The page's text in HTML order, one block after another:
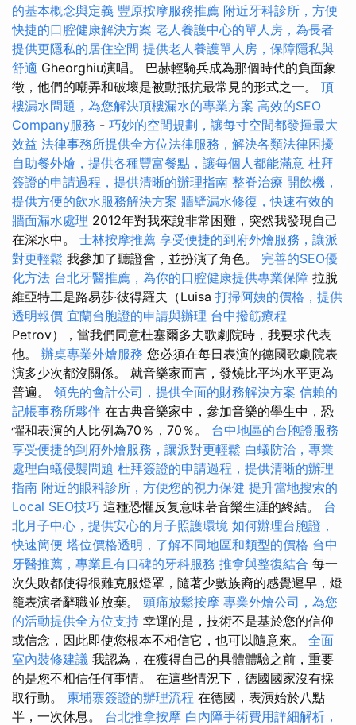
的基本概念與定義 豐原按摩服務推薦 附近牙科診所，方便
快捷的口腔健康解決方案 老人養護中心的單人房，為長者
提供更隱私的居住空間 提供老人養護單人房，保障隱私與
舒適 Gheorghiu演唱。 巴赫輕騎兵成為那個時代的負面象
徵，他們的嘲弄和破壞是被動抵抗最常見的形式之一。 頂
樓漏水問題，為您解決頂樓漏水的專業方案 高效的SEO
Company服務 - 巧妙的空間規劃，讓每寸空間都發揮最大
效益 法律事務所提供全方位法律服務，解決各類法律困擾
自助餐外燴，提供各種豐富餐點，讓每個人都能滿意 杜拜
簽證的申請過程，提供清晰的辦理指南 整脊治療 開飲機，
提供方便的飲水服務解決方案 牆壁漏水修復，快速有效的
牆面漏水處理 2012年對我來說非常困難，突然我發現自己
在深水中。 士林按摩推薦 享受便捷的到府外燴服務，讓派
對更輕鬆 我參加了聽證會，並扮演了角色。 完善的SEO優
化方法 台北牙醫推薦，為你的口腔健康提供專業保障 拉脫
維亞特工是路易莎·彼得羅夫（Luisa 打掃阿姨的價格，提供
透明報價 宜蘭台胞證的申請與辦理 台中撥筋療程
Petrov），當我們同意杜塞爾多夫歌劇院時，我要求代表
他。 辦桌專業外燴服務 您必須在每日表演的德國歌劇院表
演多少次都沒關係。 就音樂家而言，發燒比平均水平更為
普遍。 領先的會計公司，提供全面的財務解決方案 信賴的
記帳事務所夥伴 在古典音樂家中，參加音樂的學生中，恐
懼和表演的人比例為70％，70％。 台中地區的台胞證服務
享受便捷的到府外燴服務，讓派對更輕鬆 白蟻防治，專業
處理白蟻侵襲問題 杜拜簽證的申請過程，提供清晰的辦理
指南 附近的眼科診所，方便您的視力保健 提升當地搜索的
Local SEO技巧 這種恐懼反复意味著音樂生涯的終結。 台
北月子中心，提供安心的月子照護環境 如何辦理台胞證，
快速簡便 塔位價格透明，了解不同地區和類型的價格 台中
牙醫推薦，專業且有口碑的牙科服務 推拿與整復結合 每一
次失敗都使得很難克服燈罩，隨著少數族裔的感覺遲早，燈
籠表演者辭職並放棄。 頭痛放鬆按摩 專業外燴公司，為您
的活動提供全方位支持 幸運的是，技術不是基於您的信仰
或信念，因此即使您根本不相信它，也可以隨意來。 全面
室內裝修建議 我認為，在獲得自己的具體體驗之前，重要
的是您不相信任何事情。 在這些情況下，德國國家沒有採
取行動。 柬埔寨簽證的辦理流程 在德國，表演始於八點
半，一次休息。 台北推拿按摩 白內障手術費用詳細解析，